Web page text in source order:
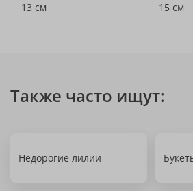
13 см
15 см
Также часто ищут:
Недорогие лилии